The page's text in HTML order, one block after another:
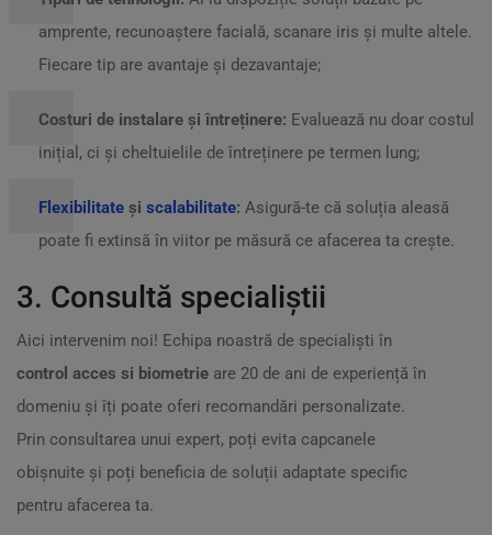
amprente, recunoaștere facială, scanare iris și multe altele.
Fiecare tip are avantaje și dezavantaje;
Costuri de instalare și întreținere: Evaluează nu doar costul
inițial, ci și cheltuielile de întreținere pe termen lung;
Flexibilitate și scalabilitate: Asigură-te că soluția aleasă
poate fi extinsă în viitor pe măsură ce afacerea ta crește.
3. Consultă specialiștii
Aici intervenim noi! Echipa noastră de specialiști în
control acces si biometrie are 20 de ani de experiență în
domeniu și îți poate oferi recomandări personalizate.
Prin consultarea unui expert, poți evita capcanele
obișnuite și poți beneficia de soluții adaptate specific
pentru afacerea ta.